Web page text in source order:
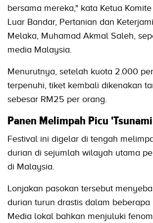
bersama mereka," kata Ketua
Luar Bandar, Pertanian dan
Melaka, Muhamad Akmal Saleh,
media Malaysia.
Menurutnya, setelah kuota 2.000
terpenuhi, tiket kembali dikenakan
sebesar RM25 per orang.
Panen Melimpah Picu
Festival ini digelar di tengah
durian di sejumlah wilayah utama
di Malaysia.
Lonjakan pasokan tersebut
durian turun drastis dalam beberapa
Media lokal bahkan menjuluki